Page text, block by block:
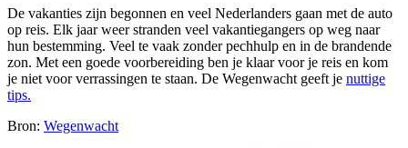
De vakanties zijn begonnen en veel Nederlanders gaan met de auto
op reis. Elk jaar weer stranden veel vakantiegangers op weg naar
hun bestemming. Veel te vaak zonder pechhulp en in de brandende
zon. Met een goede voorbereiding ben je klaar voor je reis en kom
je niet voor verrassingen te staan. De Wegenwacht geeft je nuttige
tips.
Bron: Wegenwacht